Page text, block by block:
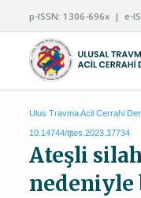
p-ISSN: 1306-696x | e-
Ulus Travma Acil Cerrahi
10.14744/tjtes.2023.37734
Ateşli
nedeniyle